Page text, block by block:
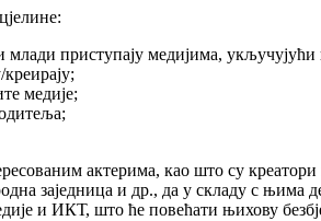
млади приступају медијима,
креирају;
медије;
актерима, као што су
заједница и др., да у складу с
и ИКТ, што ће повећати њихову